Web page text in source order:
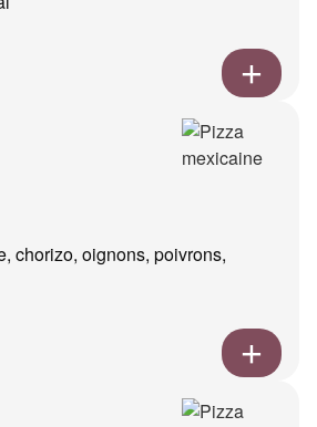
chorizo, oignons, poivrons,